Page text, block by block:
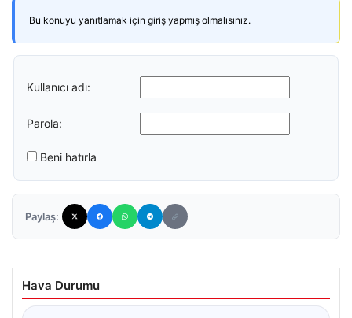
Bu konuyu yanıtlamak için giriş yapmış olmalısınız.
Kullanıcı adı:
Parola:
Beni hatırla
Paylaş:
Hava Durumu